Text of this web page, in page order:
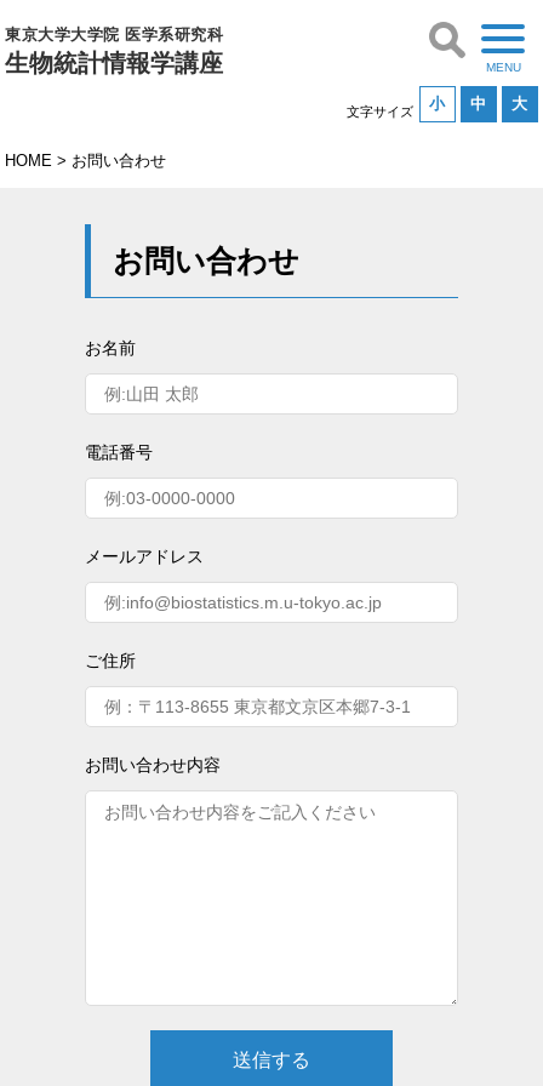
東京大学大学院 医学系研究科
生物統計情報学講座
文字サイズ 小 中 大
HOME > お問い合わせ
お問い合わせ
お名前
電話番号
メールアドレス
ご住所
お問い合わせ内容